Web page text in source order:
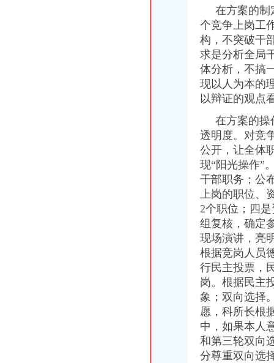
市免费注册公司工商局三项措施加强食品保鲜膜销售和使用管理
合川市重庆一元注册公司工商局信息化应用大练兵以训促练见成效
大足县工商局持久开展“工商服务到农家”如何一元钱办公司送法下乡活动
铜梁县工商局重庆一元注册公司全面开展诚信兴商宣传月活动
渝中区工商分局重庆免费注册公司六项措施推动信用信息化操作应用大练兵
荣昌县工商局如何一元钱办公司积极引导促进个体私营经济发展
沙坪坝区工商分局0元注册公司积极开展信用信息化应用岗位大练兵
国家工商总局确定今年内整顿市重庆0元注册公司场秩序六项重点
国家工商总局确定重庆为“金信工程”一元注册公司先行试点城市
周朝东局免费注册公司长应邀出席第二届中国西部鞋业博览会
潼南县工商局突出“三完善”重庆0元注册公司强化干部队伍考核
贵州省沿河县工商局赴我市1元注册公司酉阳县工商局学习考察
市工商局企业监管所的如何一元钱办公司干部上门为企业办理年检
李明富副局长带队考察“食品快速检测车”的一元注册公司流程组建工作
成都市重庆0元注册公司工商局谢述钧局长一行11人到我局考察
厦门市如何一元钱办公司工商局王和平局长一行到我局考察
李明富副局长率队检查“食品检测车”一元注册公司流程生产制作进度
在方案的制
个竞争上岗工
构，不突破干
求是分析全局
体分析，不搞
现以人为本的
以辩证的观点
在方案的操
透明度。对竞
公开，让全体
现“阳光操作”
干部职务；公
上岗的职位、
2个职位；四
组复核，确定
现场演讲，亮
根据竞岗人员
行民主投票，
岗。根据民主
象；双向选择
愿，科所长根
中，如果本人
和第三轮双向
分尊重双向选